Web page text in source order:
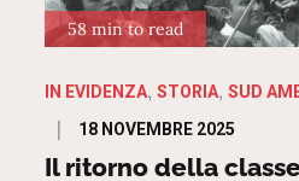
58 min to read
IN EVIDENZA STORIA SUD
Posted
on
18 NOVEMBRE 2025
Il ritorno della